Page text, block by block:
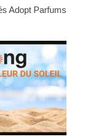
Adopt Parfums